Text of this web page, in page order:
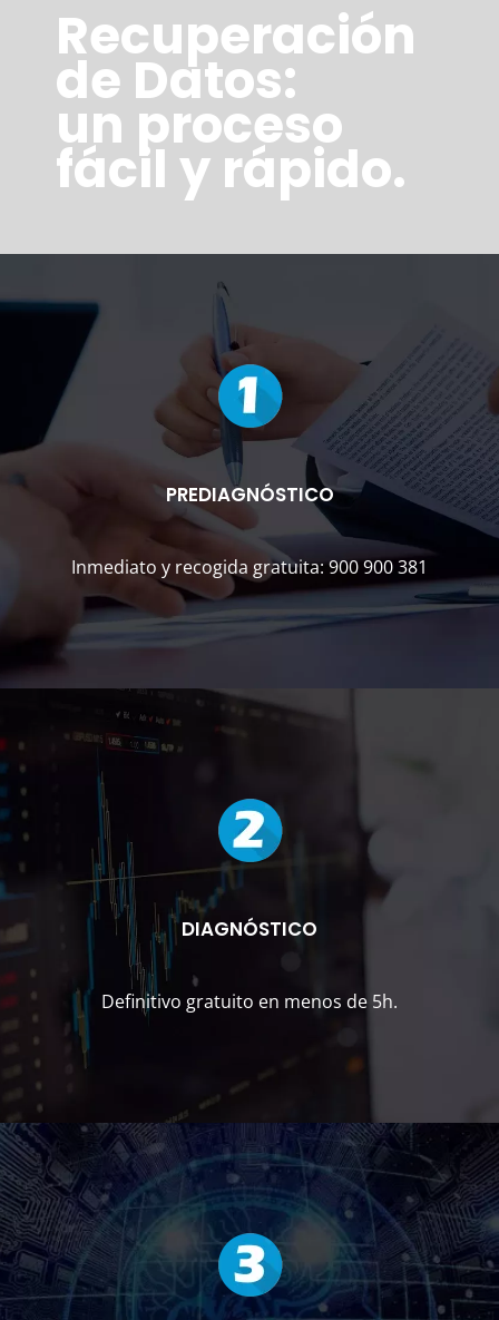
Recuperación
de Datos:
un proceso
fácil y rápido.
PREDIAGNÓSTICO
Inmediato y recogida gratuita: 900 900 381
DIAGNÓSTICO
Definitivo gratuito en menos de 5h.